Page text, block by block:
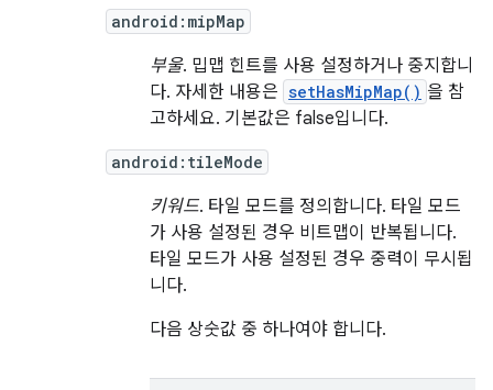
android:mipMap
부울. 밉맵 힌트를 사용 설정하거나 중지합니
다. 자세한 내용은 setHasMipMap() 을 참
고하세요. 기본값은 false입니다.
android:tileMode
키워드. 타일 모드를 정의합니다. 타일 모드
가 사용 설정된 경우 비트맵이 반복됩니다.
타일 모드가 사용 설정된 경우 중력이 무시됩
니다.
다음 상숫값 중 하나여야 합니다.